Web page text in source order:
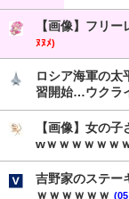
【画像】フリ
ﾇﾇﾒ)
ロシア海軍の太
習開始…ウクラ
【画像】女の
wｗｗｗｗｗｗ
吉野家のステー
ｗｗｗｗｗｗ